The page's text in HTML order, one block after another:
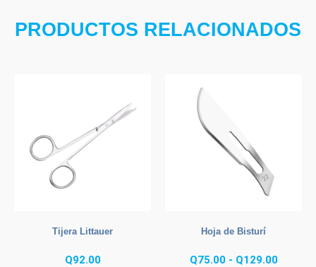
PRODUCTOS RELACIONADOS
Tijera Littauer
Q92.00
Hoja de Bisturí
Q75.00 - Q129.00Rango